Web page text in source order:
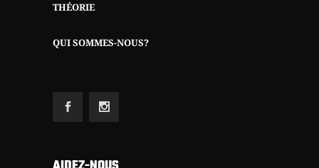
THÉORIE
QUI SOMMES-NOUS?